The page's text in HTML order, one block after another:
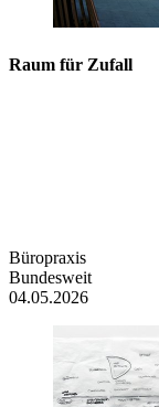
Raum für Zufall
Büropraxis
Bundesweit
04.05.2026